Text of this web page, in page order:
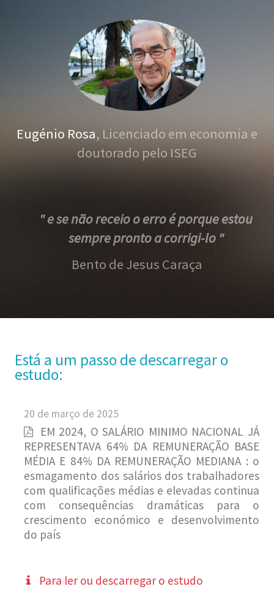
Eugénio Rosa, Licenciado em economia e
doutorado pelo ISEG
" e se não receio o erro é porque estou
sempre pronto a corrigi-lo "
Bento de Jesus Caraça
Está a um passo de descarregar o
estudo:
20 de março de 2025
EM 2024, O SALÁRIO MINIMO NACIONAL JÁ
REPRESENTAVA 64% DA REMUNERAÇÃO BASE
MÉDIA E 84% DA REMUNERAÇÃO MEDIANA : o
esmagamento dos salários dos trabalhadores
com qualificações médias e elevadas continua
com consequências dramáticas para o
crescimento económico e desenvolvimento
do país
Para ler ou descarregar o estudo